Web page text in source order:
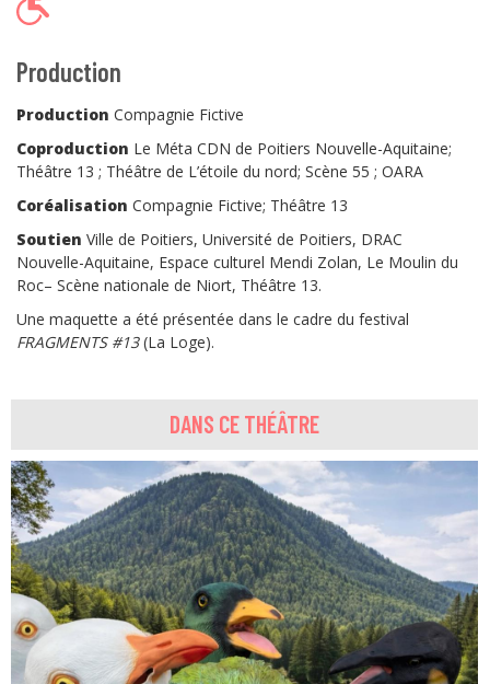
Production
Production Compagnie Fictive
Coproduction Le Méta CDN de Poitiers Nouvelle-Aquitaine;
Théâtre 13 ; Théâtre de L’étoile du nord; Scène 55 ; OARA
Coréalisation Compagnie Fictive; Théâtre 13
Soutien Ville de Poitiers, Université de Poitiers, DRAC
Nouvelle-Aquitaine, Espace culturel Mendi Zolan, Le Moulin du
Roc– Scène nationale de Niort, Théâtre 13.
Une maquette a été présentée dans le cadre du festival
FRAGMENTS #13(La Loge).
DANS CE THÉÂTRE